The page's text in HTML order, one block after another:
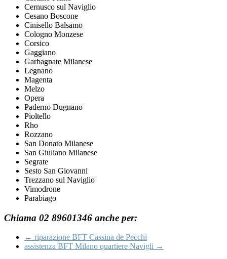
Cernusco sul Naviglio
Cesano Boscone
Cinisello Balsamo
Cologno Monzese
Corsico
Gaggiano
Garbagnate Milanese
Legnano
Magenta
Melzo
Opera
Paderno Dugnano
Pioltello
Rho
Rozzano
San Donato Milanese
San Giuliano Milanese
Segrate
Sesto San Giovanni
Trezzano sul Naviglio
Vimodrone
Parabiago
Chiama 02 89601346 anche per:
← riparazione BFT Cassina de Pecchi
assistenza BFT Milano quartiere Navigli →